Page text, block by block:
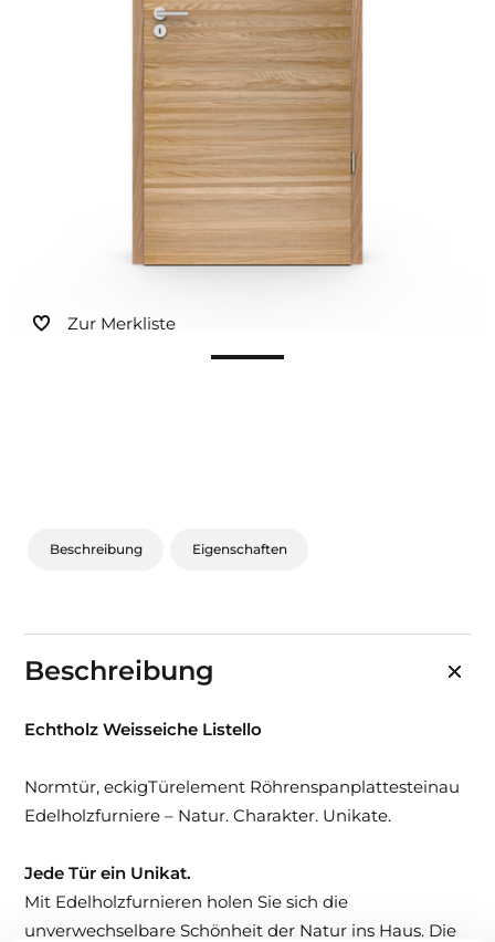
Sonnen- und Insektenschutz
Hochwasser­schutz
Dachboden­treppen
Zur Merkliste
Beschreibung Eigenschaften
Beschreibung
Echtholz Weisseiche Listello
Normtür, eckigTürelement Röhrenspanplattesteinau
Edelholzfurniere – Natur. Charakter. Unikate.
Jede Tür ein Unikat.
Mit Edelholzfurnieren holen Sie sich die
unverwechselbare Schönheit der Natur ins Haus. Die